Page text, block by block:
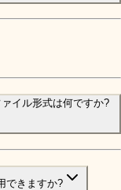
イル形式は何ですか?
できますか?